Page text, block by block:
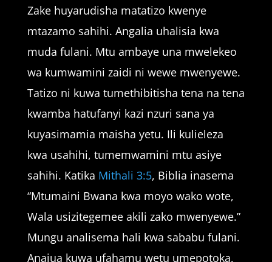
Zake huyarudisha matatizo kwenye
mtazamo sahihi. Angalia uhalisia kwa
muda fulani. Mtu ambaye una mwelekeo
wa kumwamini zaidi ni wewe mwenyewe.
Tatizo ni kuwa tumethibitisha tena na tena
kwamba hatufanyi kazi nzuri sana ya
kuyasimamia maisha yetu. Ili kulieleza
kwa usahihi, tumemwamini mtu asiye
sahihi. Katika Mithali 3:5, Biblia inasema
“Mtumaini Bwana kwa moyo wako wote,
Wala usizitegemee akili zako mwenyewe.”
Mungu analisema hali kwa sababu fulani.
Anajua kuwa ufahamu wetu umepotoka,